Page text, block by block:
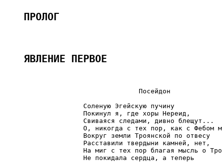
ПРОЛОГ
ЯВЛЕНИЕ ПЕРВОЕ
                                  Посейдон
                    Соленую Эгейскую пучину
                    Покинул я, где хоры Нереид,
                    Свиваяся следами, дивно блещут...
О, никогда с тех пор, как с Фебом
                    Вокруг земли Троянской по отвесу
                    Расставили твердыни камней, нет,
На миг с тех пор благая мысль о
                    Не покидала сердца, а теперь